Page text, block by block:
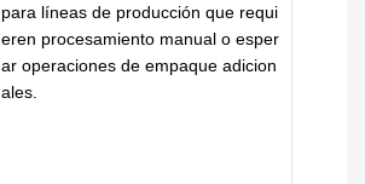
para líneas de producción que requi
eren procesamiento manual o esper
ar operaciones de empaque adicion
ales.